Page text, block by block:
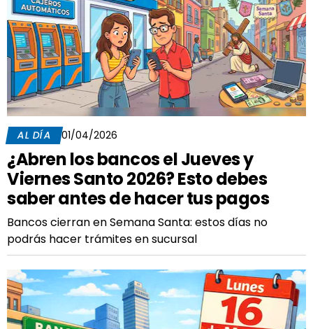
AL DÍA 01/04/2026
¿Abren los bancos el Jueves y
Viernes Santo 2026? Esto debes
saber antes de hacer tus pagos
Bancos cierran en Semana Santa: estos días no
podrás hacer trámites en sucursal